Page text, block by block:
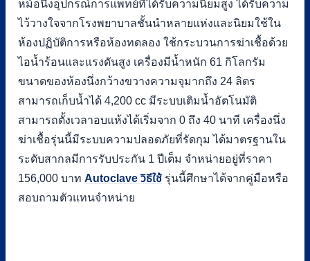
หม้อนึ่งอุปกรณ์การแพทย์ที่ได้รับความนิยมสูง ได้รับความ
ไว้วางใจจากโรงพยาบาลชั้นนำหลายแห่งและนิยมใช้ใน
ห้องปฏิบัติการหรือห้องทดลอง ใช้กระบวนการฆ่าเชื้อด้วย
ไอน้ำร้อนและแรงดันสูง เครื่องมีน้ำหนัก 61 กิโลกรัม
ขนาดของห้องนึ่งกว้างขวางความจุมากถึง 24 ลิตร
สามารถเก็บน้ำได้ 4,200 cc มีระบบเติมน้ำอัตโนมัติ
สามารถตั้งเวลาอบแห้งได้เริ่มจาก 0 ถึง 40 นาที เครื่องนึ่ง
ฆ่าเชื้อรุ่นนี้มีระบบความปลอดภัยที่รัดกุม ได้มาตรฐานใน
ระดับสากลมีการรับประกัน 1 ปีเต็ม จำหน่ายอยู่ที่ราคา
156,000 บาท Autoclave วิธีใช้ รุ่นนี้ศึกษาได้จากคู่มือหรือ
สอบถามตัวแทนจำหน่าย